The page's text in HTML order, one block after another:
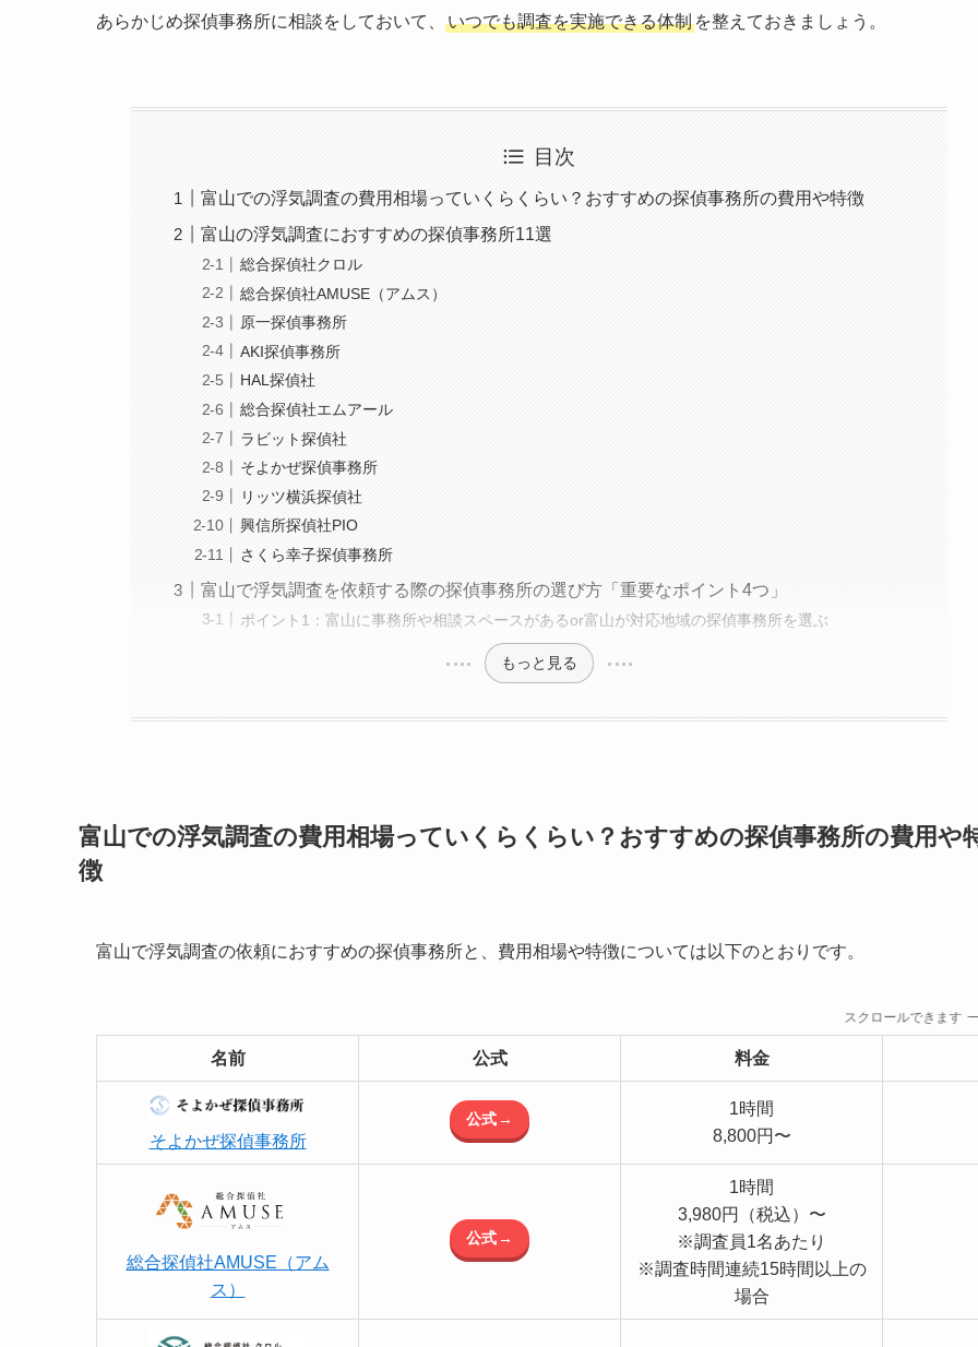
あらかじめ探偵事務所に相談をしておいて、 いつでも調査を実施できる体制 を整えておきましょう。
目次
富山での浮気調査の費用相場っていくらくらい？おすすめの探偵事務所の費用や特徴
富山の浮気調査におすすめの探偵事務所11選
総合探偵社クロル
総合探偵社AMUSE（アムス）
原一探偵事務所
AKI探偵事務所
HAL探偵社
総合探偵社エムアール
ラビット探偵社
そよかぜ探偵事務所
リッツ横浜探偵社
興信所探偵社PIO
さくら幸子探偵事務所
富山で浮気調査を依頼する際の探偵事務所の選び方「重要なポイント4つ」
ポイント1：富山に事務所や相談スペースがあるor富山が対応地域の探偵事務所を選ぶ
もっと見る
富山での浮気調査の費用相場っていくらくらい？おすすめの探偵事務所の費用や
徴
富山で浮気調査の依頼におすすめの探偵事務所と、費用相場や特徴については以下のとおりです。
スクロールできます
名前 公式 料金
そよかぜ探偵事務所
公式→
1時間
8,800円〜
総合探偵社AMUSE（アム
ス）
公式→
1時間
3,980円（税込）〜
※調査員1名あたり
※調査時間連続15時間以上の
場合